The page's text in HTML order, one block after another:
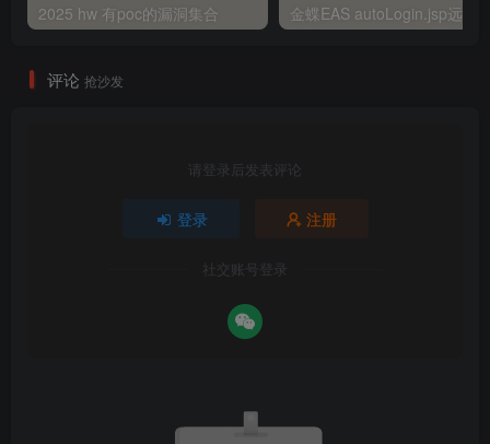
2025 hw 有poc的漏洞集合
评论 抢沙发
请登录后发表评论
登录 注册
社交账号登录